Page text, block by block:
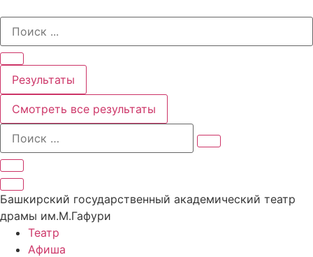
содержимому
Search
Результаты
Смотреть все результаты
Башкирский государственный академический театр
драмы им.М.Гафури
Театр
Афиша